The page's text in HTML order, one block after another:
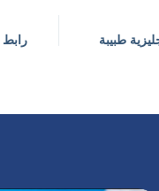
طبيبة رابط